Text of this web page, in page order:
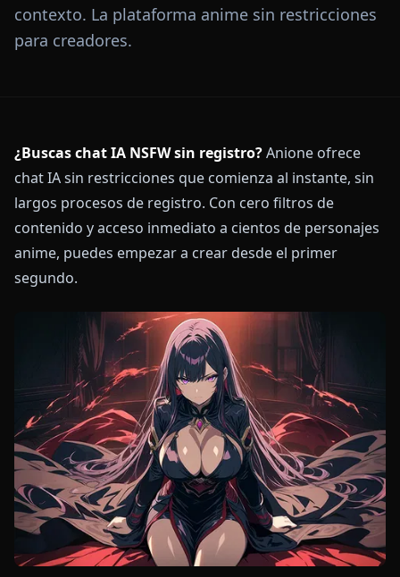
contexto. La plataforma anime sin restricciones
para creadores.
¿Buscas chat IA NSFW sin registro?Anione ofrece
chat IA sin restricciones que comienza al instante, sin
largos procesos de registro. Con cero filtros de
contenido y acceso inmediato a cientos de personajes
anime, puedes empezar a crear desde el primer
segundo.